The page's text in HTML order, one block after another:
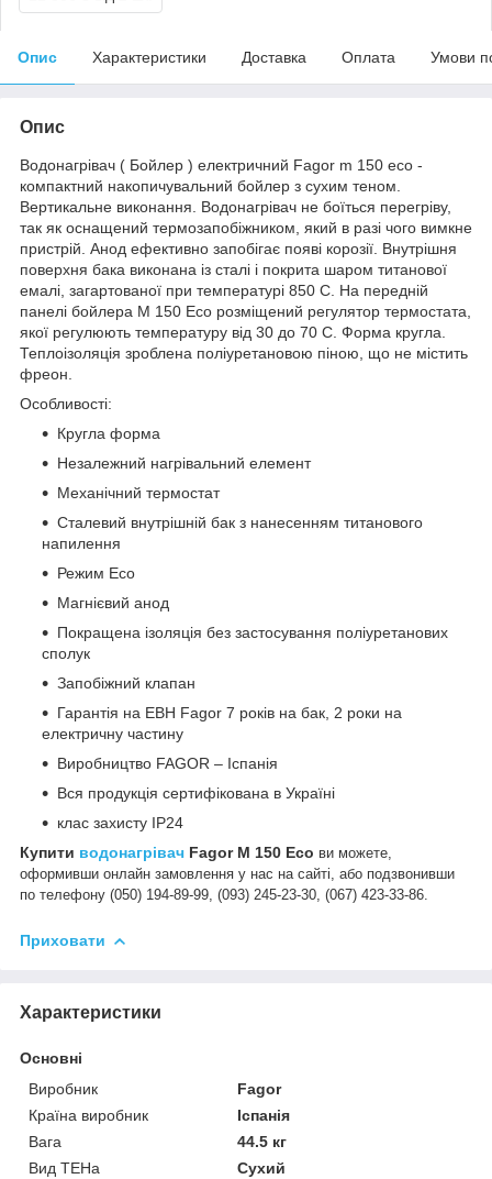
Опис Характеристики Доставка Оплата Умови
Опис
Водонагрівач ( Бойлер ) електричний Fagor m 150 eco -
компактний накопичувальний бойлер з сухим теном.
Вертикальне виконання. Водонагрівач не боїться перегріву,
так як оснащений термозапобіжником, який в разі чого вимкне
пристрій. Анод ефективно запобігає появі корозії. Внутрішня
поверхня бака виконана із сталі і покрита шаром титанової
емалі, загартованої при температурі 850 C. На передній
панелі бойлера M 150 Eco розміщений регулятор термостата,
якої регулюють температуру від 30 до 70 С. Форма кругла.
Теплоізоляція зроблена поліуретановою піною, що не містить
фреон.
Особливості:
Кругла форма
Незалежний нагрівальний елемент
Механічний термостат
Сталевий внутрішній бак з нанесенням титанового
напилення
Режим Eco
Магнієвий анод
Покращена ізоляція без застосування поліуретанових
сполук
Запобіжний клапан
Гарантія на ЕВН Fagor 7 років на бак, 2 роки на
електричну частину
Виробництво FAGOR – Іспанія
Вся продукція сертифікована в Україні
клас захисту IP24
Купити водонагрівач Fagor M 150 Eco ви можете,
оформивши онлайн замовлення у нас на сайті, або подзвонивши
по телефону (050) 194-89-99, (093) 245-23-30, (067) 423-33-86.
Приховати
Характеристики
Основні
Виробник
Fagor
Країна виробник
Іспанія
Вага
44.5 кг
Вид ТЕНа
Сухий